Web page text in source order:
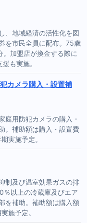
、地域経済の活性化を図
を市民全員に配布。75歳
加盟店が換金する際に
も実施。
カメラ購入・設置補
庭用防犯カメラの購入・
。補助額は購入・設置費
実施予定。
制及び温室効果ガスの排
％以上の冷蔵庫及びエア
を補助。補助額は購入額
施予定。